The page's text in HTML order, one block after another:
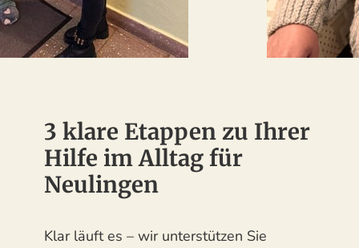
3 klare Etappen zu Ihrer
Hilfe im Alltag für
Neulingen
Klar läuft es – wir unterstützen Sie